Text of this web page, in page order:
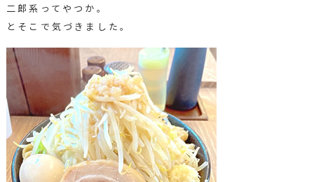
二郎系ってやつか。
とそこで気づきました。